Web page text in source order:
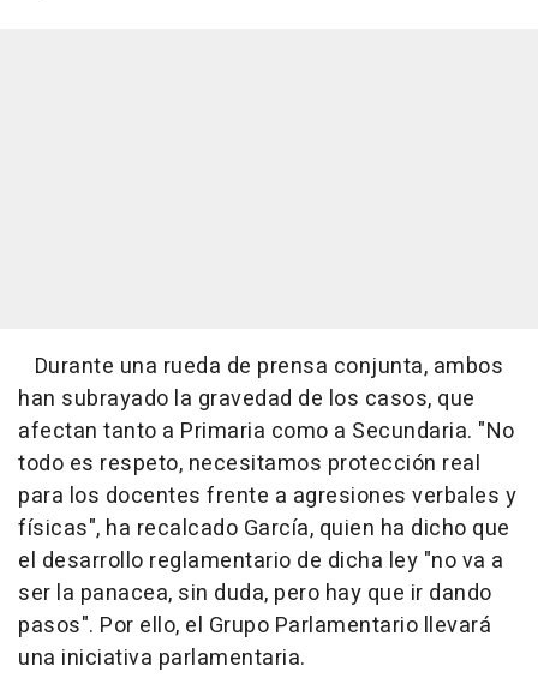
Durante una rueda de prensa conjunta, ambos
han subrayado la gravedad de los casos, que
afectan tanto a Primaria como a Secundaria. "No
todo es respeto, necesitamos protección real
para los docentes frente a agresiones verbales y
físicas", ha recalcado García, quien ha dicho que
el desarrollo reglamentario de dicha ley "no va a
ser la panacea, sin duda, pero hay que ir dando
pasos". Por ello, el Grupo Parlamentario llevará
una iniciativa parlamentaria.